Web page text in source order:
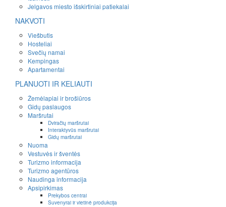
Jelgavos miesto išskirtiniai patiekalai
NAKVOTI
Viešbutis
Hosteliai
Svečių namai
Kempingas
Apartamentai
PLANUOTI IR KELIAUTI
Žemėlapiai ir brošiūros
Gidų paslaugos
Maršrutai
Dviračių maršrutai
Interaktyvūs maršrutai
Gidų maršrutai
Nuoma
Vestuvės ir šventės
Turizmo informacija
Turizmo agentūros
Naudinga informacija
Apsipirkimas
Prekybos centrai
Suvenyrai ir vietinė produkcija